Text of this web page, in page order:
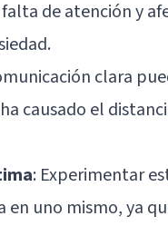
falta de atención y
clara
causado el
: Experimentar
en uno mismo, ya